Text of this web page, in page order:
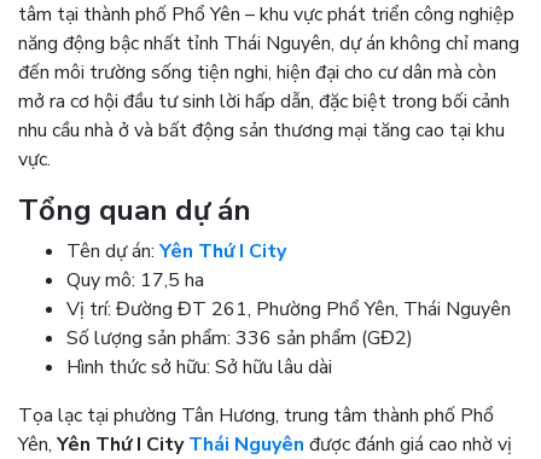
tâm tại thành phố Phổ Yên – khu vực phát triển công nghiệp
năng động bậc nhất tỉnh Thái Nguyên, dự án không chỉ mang
đến môi trường sống tiện nghi, hiện đại cho cư dân mà còn
mở ra cơ hội đầu tư sinh lời hấp dẫn, đặc biệt trong bối cảnh
nhu cầu nhà ở và bất động sản thương mại tăng cao tại khu
vực.
Tổng quan dự án
Tên dự án: Yên Thứ I City
Quy mô: 17,5 ha
Vị trí: Đường ĐT 261, Phường Phổ Yên, Thái Nguyên
Số lượng sản phẩm: 336 sản phẩm (GĐ2)
Hình thức sở hữu: Sở hữu lâu dài
Tọa lạc tại phường Tân Hương, trung tâm thành phố Phổ
Yên, Yên Thứ I CityThái Nguyên được đánh giá cao nhờ vị